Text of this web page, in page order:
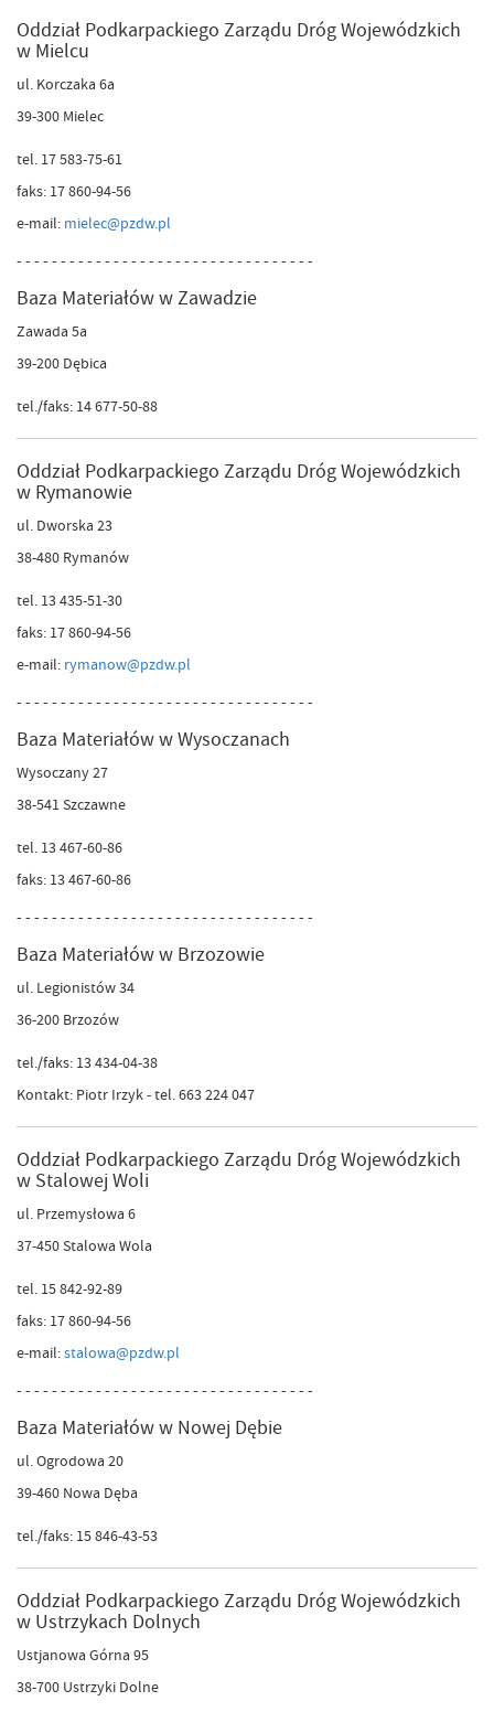
Oddział Podkarpackiego Zarządu Dróg Wojewódzkich
w Mielcu
ul. Korczaka 6a
39-300 Mielec
tel. 17 583-75-61
faks: 17 860-94-56
e-mail: mielec@pzdw.pl
- - - - - - - - - - - - - - - - - - - - - - - - - - - - - - - - - -
Baza Materiałów w Zawadzie
Zawada 5a
39-200 Dębica
tel./faks: 14 677-50-88
Oddział Podkarpackiego Zarządu Dróg Wojewódzkich
w Rymanowie
ul. Dworska 23
38-480 Rymanów
tel. 13 435-51-30
faks: 17 860-94-56
e-mail: rymanow@pzdw.pl
- - - - - - - - - - - - - - - - - - - - - - - - - - - - - - - - - -
Baza Materiałów w Wysoczanach
Wysoczany 27
38-541 Szczawne
tel. 13 467-60-86
faks: 13 467-60-86
- - - - - - - - - - - - - - - - - - - - - - - - - - - - - - - - - -
Baza Materiałów w Brzozowie
ul. Legionistów 34
36-200 Brzozów
tel./faks: 13 434-04-38
Kontakt: Piotr Irzyk - tel. 663 224 047
Oddział Podkarpackiego Zarządu Dróg Wojewódzkich
w Stalowej Woli
ul. Przemysłowa 6
37-450 Stalowa Wola
tel. 15 842-92-89
faks: 17 860-94-56
e-mail:stalowa@pzdw.pl
- - - - - - - - - - - - - - - - - - - - - - - - - - - - - - - - - -
Baza Materiałów w Nowej Dębie
ul. Ogrodowa 20
39-460 Nowa Dęba
tel./faks: 15 846-43-53
Oddział Podkarpackiego Zarządu Dróg Wojewódzkich
w Ustrzykach Dolnych
Ustjanowa Górna 95
38-700 Ustrzyki Dolne